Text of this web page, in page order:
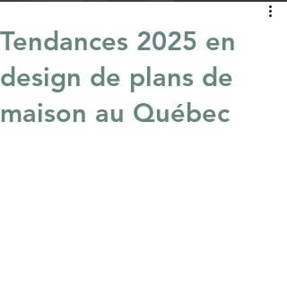
Tendances 2025 en
design de plans de
maison au Québec